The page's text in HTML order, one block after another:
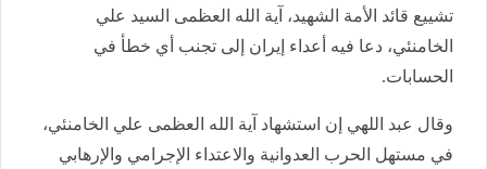
تشييع قائد الأمة الشهيد، آية الله العظمى السيد علي
الخامنئي، دعا فيه أعداء إيران إلى تجنب أي خطأ في
الحسابات.
وقال عبد اللهي إن استشهاد آية الله العظمى علي الخامنئي،
في مستهل الحرب العدوانية والاعتداء الإجرامي والإرهابي